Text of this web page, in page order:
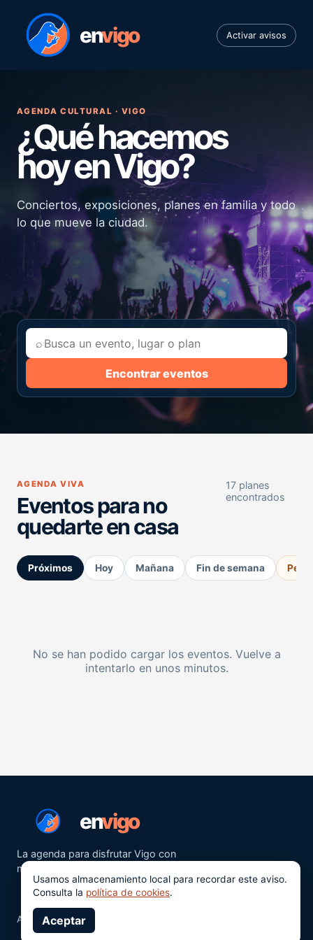
envigo Activar avisos
AGENDA CULTURAL · VIGO
¿Qué hacemos
hoy en Vigo?
Conciertos, exposiciones, planes en familia y todo
lo que mueve la ciudad.
⌕
Encontrar eventos
AGENDA VIVA
Eventos para no
quedarte en casa
17 planes
encontrados
Próximos Hoy Mañana Fin de semana
No se han podido cargar los eventos. Vuelve a
intentarlo en unos minutos.
envigo
La agenda para disfrutar Vigo con
más ganas.
Aviso legalPrivacidad
Usamos almacenamiento local para recordar este aviso.
Consulta la política de cookies.
Aceptar